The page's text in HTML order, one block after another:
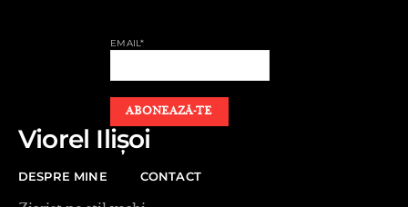
EMAIL*
Viorel Ilișoi
DESPRE MINE CONTACT